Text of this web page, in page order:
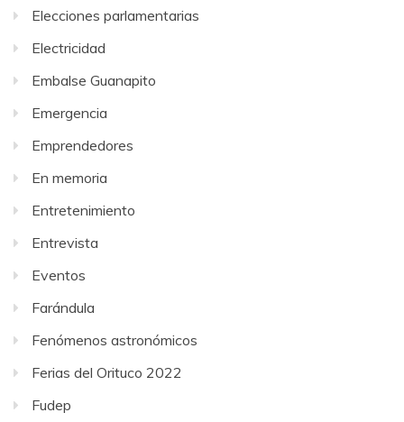
Elecciones parlamentarias
Electricidad
Embalse Guanapito
Emergencia
Emprendedores
En memoria
Entretenimiento
Entrevista
Eventos
Farándula
Fenómenos astronómicos
Ferias del Orituco 2022
Fudep